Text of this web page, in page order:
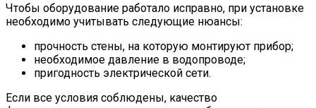
Чтобы оборудование работало исправно, при установке
необходимо учитывать следующие нюансы:
прочность стены, на которую монтируют прибор;
необходимое давление в водопроводе;
пригодность электрической сети.
Если все условия соблюдены, качество